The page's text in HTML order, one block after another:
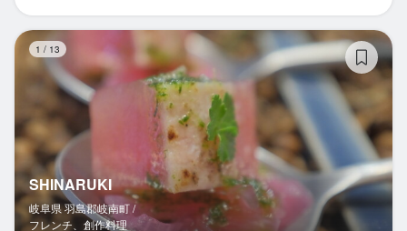
1 / 13
SHINARUKI
岐阜県 羽島郡岐南町 /
フレンチ、創作料理